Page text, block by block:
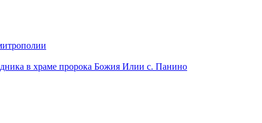
в храме пророка Божия Илии с. Панино